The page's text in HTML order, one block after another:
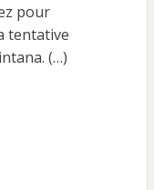
pour
tentative
(…)